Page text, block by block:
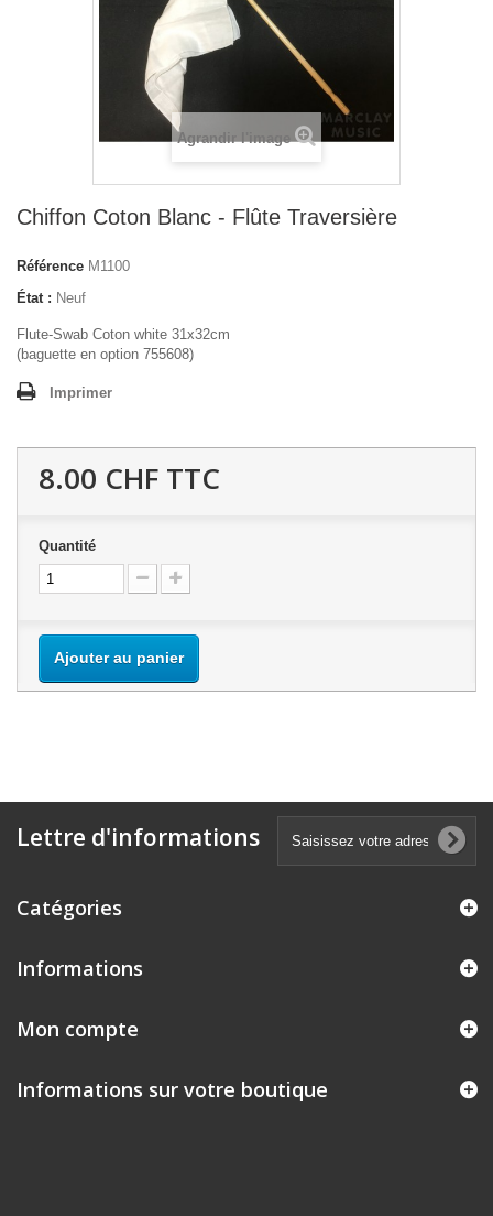
Agrandir l'image
Chiffon Coton Blanc - Flûte Traversière
Référence M1100
État : Neuf
Flute-Swab Coton white 31x32cm
(baguette en option 755608)
Imprimer
8.00 CHF TTC
Quantité
Ajouter au panier
Lettre d'informations
Catégories
Informations
Mon compte
Informations sur votre boutique